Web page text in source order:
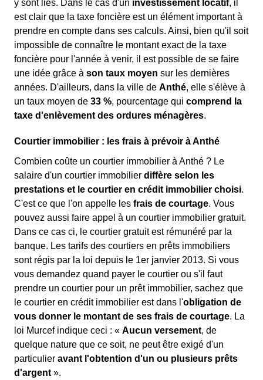
y sont liés. Dans le cas d'un investissement locatif, il
est clair que la taxe foncière est un élément important à
prendre en compte dans ses calculs. Ainsi, bien qu'il soit
impossible de connaître le montant exact de la taxe
foncière pour l'année à venir, il est possible de se faire
une idée grâce à son taux moyen sur les dernières
années. D'ailleurs, dans la ville de Anthé, elle s'élève à
un taux moyen de 33 %, pourcentage qui comprend la
taxe d'enlèvement des ordures ménagères.
Courtier immobilier : les frais à prévoir à Anthé
Combien coûte un courtier immobilier à Anthé ? Le
salaire d'un courtier immobilier diffère selon les
prestations et le courtier en crédit immobilier choisi.
C'est ce que l'on appelle les frais de courtage. Vous
pouvez aussi faire appel à un courtier immobilier gratuit.
Dans ce cas ci, le courtier gratuit est rémunéré par la
banque. Les tarifs des courtiers en prêts immobiliers
sont régis par la loi depuis le 1er janvier 2013. Si vous
vous demandez quand payer le courtier ou s'il faut
prendre un courtier pour un prêt immobilier, sachez que
le courtier en crédit immobilier est dans l'obligation de
vous donner le montant de ses frais de courtage. La
loi Murcef indique ceci : « Aucun versement, de
quelque nature que ce soit, ne peut être exigé d'un
particulier avant l'obtention d'un ou plusieurs prêts
d'argent ».